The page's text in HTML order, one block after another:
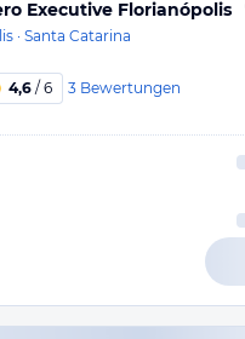
Executive Florianópolis
· Santa Catarina
4,6 / 6 3 Bewertungen